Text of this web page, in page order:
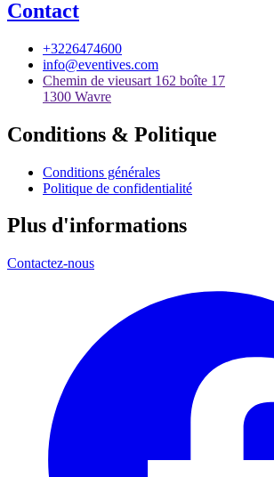
Contact
+3226474600
info@eventives.com
Chemin de vieusart 162 boîte 17
1300 Wavre
Conditions & Politique
Conditions générales
Politique de confidentialité
Plus d'informations
Contactez-nous